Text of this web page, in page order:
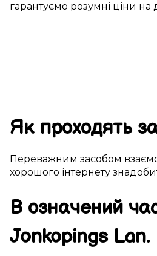
гарантуємо розумні ціни на
Як проходять
Переважним засобом
хорошого інтернету
В означений
Jonkopings Lan.